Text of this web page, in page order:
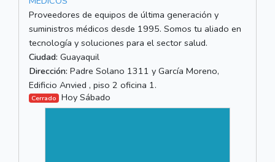
Proveedores de equipos de última generación y
suministros médicos desde 1995. Somos tu aliado en
tecnología y soluciones para el sector salud.
Ciudad: Guayaquil
Dirección: Padre Solano 1311 y García Moreno,
Edificio Anvied , piso 2 oficina 1.
Cerrado Hoy Sábado